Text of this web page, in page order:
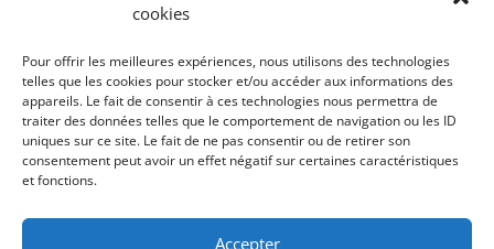
cookies
Pour offrir les meilleures expériences, nous utilisons des technologies
telles que les cookies pour stocker et/ou accéder aux informations des
appareils. Le fait de consentir à ces technologies nous permettra de
traiter des données telles que le comportement de navigation ou les ID
uniques sur ce site. Le fait de ne pas consentir ou de retirer son
consentement peut avoir un effet négatif sur certaines caractéristiques
et fonctions.
Accepter
Accueil Présentation Click & collect Vivaces
Arbustes
Plantes grimpantes
Suivez-nous !
Détails du compte